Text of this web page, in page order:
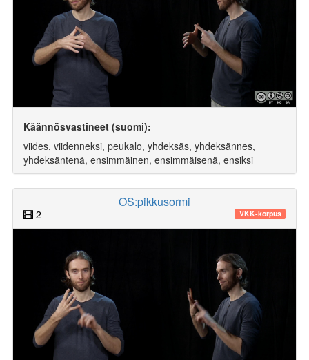
Käännösvastineet (suomi):
viides, viidenneksi, peukalo, yhdeksäs, yhdeksännes,
yhdeksäntenä, ensimmäinen, ensimmäisenä, ensiksi
OS:pikkusormi
2 VKK-korpus